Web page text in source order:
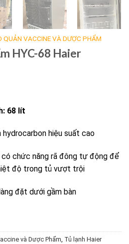
QUẢN VACCINE VÀ DƯỢC PHẨM
HYC-68 Haier
68 lít
hydrocarbon hiệu suất cao
có chức năng rã đông tự động để
độ trong tủ vượt trội
đặt dưới gầm bàn
và Dược Phẩm Tủ lạnh Haier